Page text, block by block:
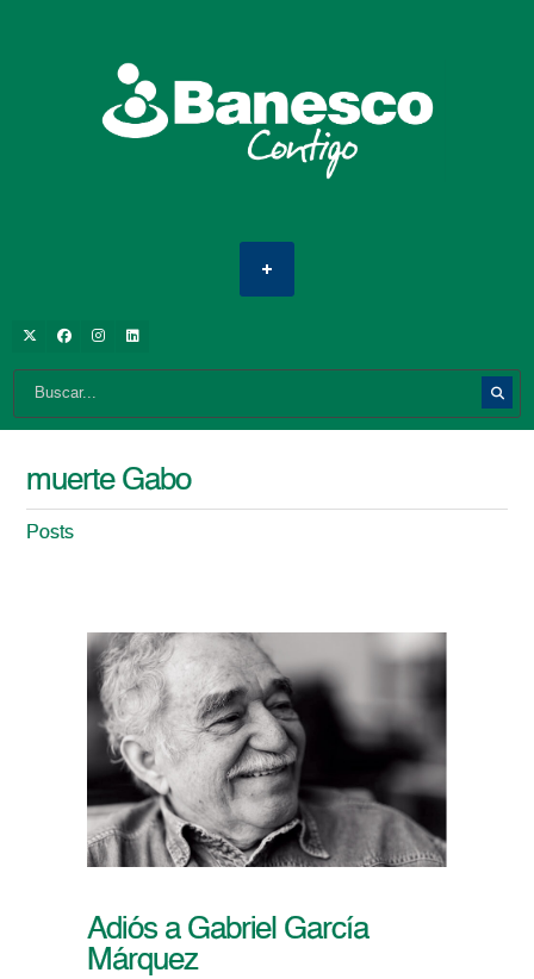
muerte Gabo
Posts
Adiós a Gabriel García
Márquez